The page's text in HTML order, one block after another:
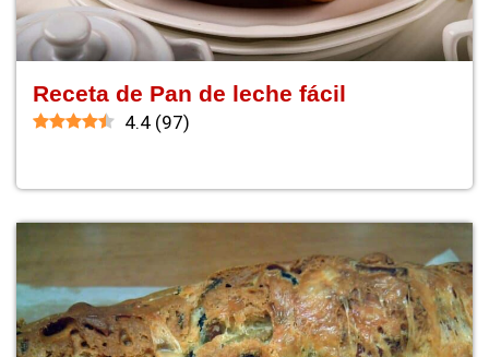
Receta de Pan de leche fácil
4.4 (97)